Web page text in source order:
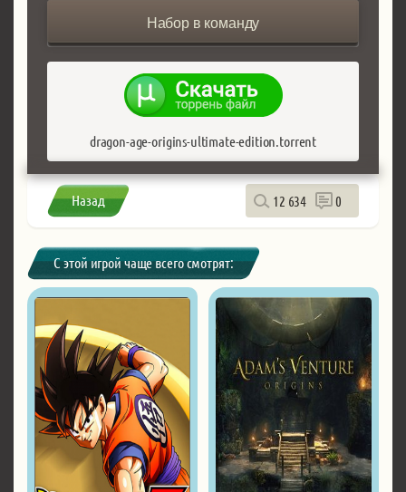
Набор в команду
dragon-age-origins-ultimate-edition.torrent
Назад 12 634 0
С этой игрой чаще всего смотрят: